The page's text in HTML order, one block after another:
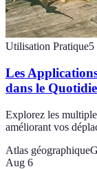
Utilisation Pratique5
Les
dans le
Explorez les
améliorant vos
Atlas géographique
Aug 6